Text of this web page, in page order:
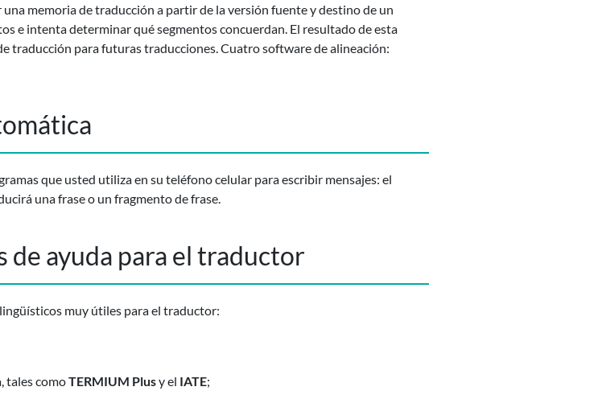
memoria de traducción a partir de la versión fuente y destino de un
e intenta determinar qué segmentos concuerdan. El resultado de esta
traducción para futuras traducciones. Cuatro software de alineación:
que usted utiliza en su teléfono celular para escribir mensajes: el
una frase o un fragmento de frase.
ayuda para el traductor
muy útiles para el traductor:
tales comoTERMIUM Plusy el IATE;